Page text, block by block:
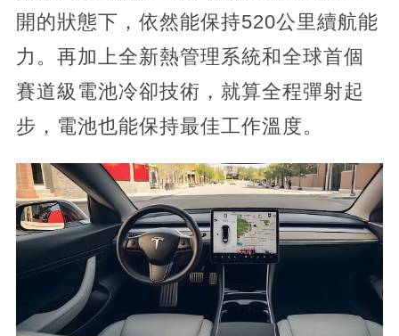
開的狀態下，依然能保持520公里續航能
力。再加上全新熱管理系統和全球首個
賽道級電池冷卻技術，就算全程彈射起
步，電池也能保持最佳工作溫度。